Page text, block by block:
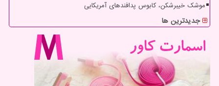
موشک خیبرشکن، کابوس پدافندهای آمریکایی
جدیدترین ها